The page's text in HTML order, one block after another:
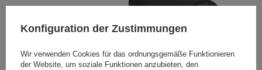
Konfiguration der Zustimmungen
Wir verwenden Cookies für das ordnungsgemäße Funktionieren
der Website, um soziale Funktionen anzubieten, den